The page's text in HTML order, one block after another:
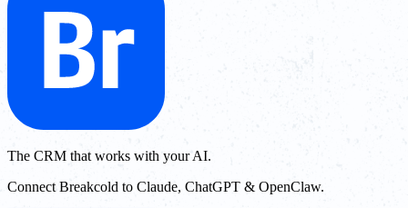
The CRM that works with your AI.
Connect Breakcold to Claude, ChatGPT & OpenClaw.